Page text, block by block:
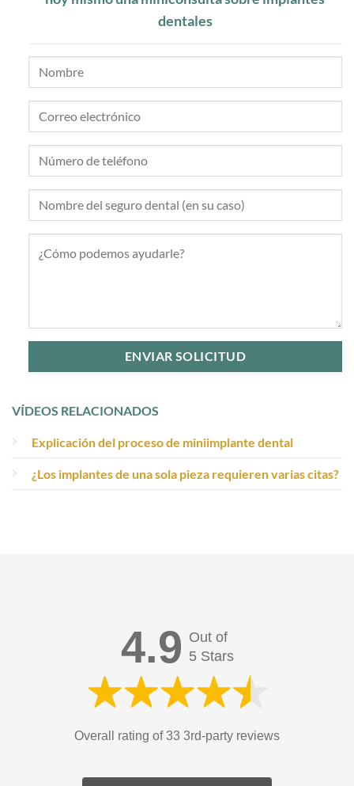
dentales
VÍDEOS RELACIONADOS
Explicación del proceso de miniimplante dental
¿Los implantes de una sola pieza requieren varias citas?
4.9 Out of
5 Stars
Overall rating of 33 3rd-party reviews